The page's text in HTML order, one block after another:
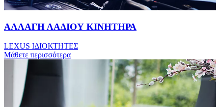
ΑΛΛΑΓΗ ΛΑΔΙΟΥ ΚΙΝΗΤΗΡΑ
LEXUS IΔΙΟΚΤΗΤΕΣ
Μάθετε περισσότερα